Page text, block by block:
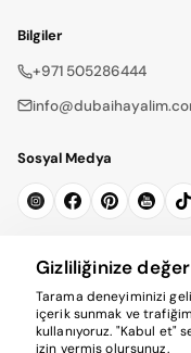
Bilgiler
+971 505286444
Sosyal Medya
Gizliliğinize
Tarama deneyiminizi
içerik sunmak ve
kullanıyoruz. "Kabul et"
izin vermiş olursunuz.